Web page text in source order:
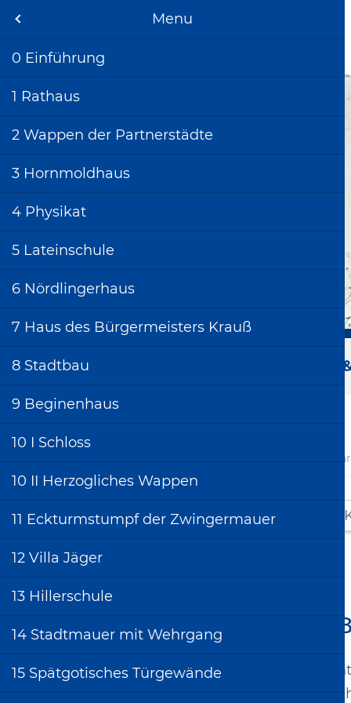
Bietigheim-Bissingen
Wir über uns & Kontakt Benutzung
27
Stadtrundgänge
Stadtrundgang
0 Einführung
1 Rathaus
2 Wappen der
Partnerstädte
3 Hornmoldhaus
Kontakt
Beratung
Stadtgeschichte
Stadtteile
aus dem Stadtarchiv
- Gestern und Heute
Links
Bietigheim
Bissingen
Metterzimmern
Untermberg
Menu
0 Einführung
1 Rathaus
2 Wappen der Partnerstädte
3 Hornmoldhaus
4 Physikat
5 Lateinschule
6 Nördlingerhaus
7 Haus des Bürgermeisters Krauß
8 Stadtbau
9 Beginenhaus
10 I Schloss
10 II Herzogliches Wappen
11 Eckturmstumpf der Zwingermauer
12 Villa Jäger
13 Hillerschule
14 Stadtmauer mit Wehrgang
15 Spätgotisches Türgewände